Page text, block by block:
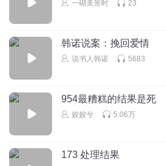
听友72953028
从讲解内容上看：详细的讲解了相
看：在讲解过程中有很强的互动
的的贴合力和阐述能力。
回复
一砌美景时 23
韩诺说案：挽回爱情
说书人韩诺 5683
954最糟糕的结果是死
姣姣兮 5.06万
173 处理结果